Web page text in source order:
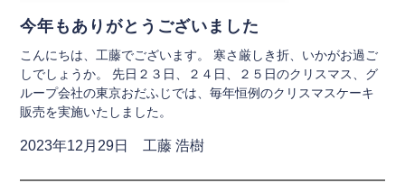
今年もありがとうございました
こんにちは、工藤でございます。 寒さ厳しき折、いかがお過ご
しでしょうか。 先日２３日、２４日、２５日のクリスマス、グ
ループ会社の東京おだふじでは、毎年恒例のクリスマスケーキ
販売を実施いたしました。
2023年12月29日 工藤 浩樹